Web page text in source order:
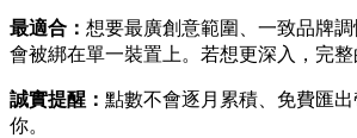
最適合： 想要最廣創意範圍、一致品牌
會被綁在單一裝置上。若想更深入，完整
誠實提醒： 點數不會逐月累積、免費匯
你。